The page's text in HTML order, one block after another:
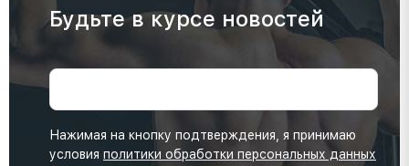
Будьте в курсе новостей
Нажимая на кнопку подтверждения, я принимаю
условия политики обработки персональных данных